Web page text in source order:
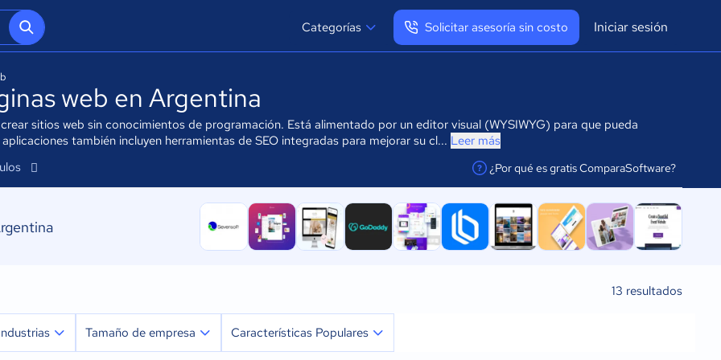
Categorías Solicitar asesoría sin costo Iniciar sesión
Cerrar sesión
web en Argentina
sitios web sin conocimientos de programación. Está alimentado por un editor visual (WYSIWYG) para que pueda
también incluyen herramientas de SEO integradas para mejorar su cl... Leer más
¿Por qué es gratis ComparaSoftware?
facilitar la conexión
13 resultados
Tamaño de empresa Características Populares